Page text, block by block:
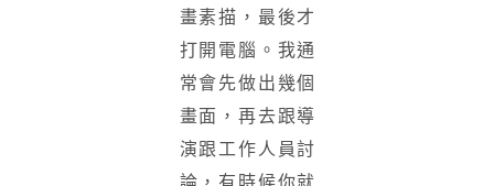
畫素描，最後才
打開電腦。我通
常會先做出幾個
畫面，再去跟導
演跟工作人員討
論，有時候你就